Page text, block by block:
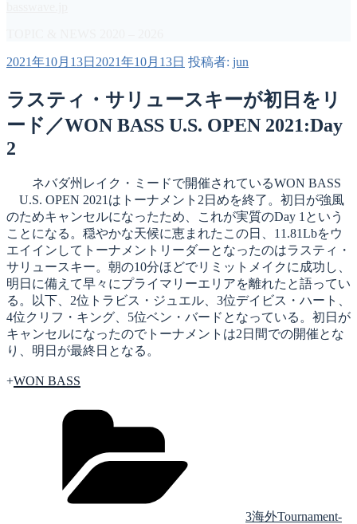
投
日:
2021年10月13日 2021年10月13日 投稿者: jun
ラスティ・サリュースキーが初日をリ
ード／WON BASS U.S. OPEN 2021:Day
2
ネバダ州レイク・ミードで開催されているWON BASS
U.S. OPEN 2021はトーナメント2日めを終了。初日が強風
のためキャンセルになったため、これが実質のDay 1という
ことになる。穏やかな天候に恵まれたこの日、11.81Lbをウ
エイインしてトーナメントリーダーとなったのはラスティ・
サリュースキー。朝の10分ほどでリミットメイクに成功し、
明日に備えて早々にプライマリーエリアを離れたと語ってい
る。以下、2位トラビス・ジュエル、3位デイビス・ハート、
4位クリフ・キング、5位ベン・バードとなっている。初日が
キャンセルになったのでトーナメントは2日間での開催とな
り、明日が最終日となる。
+WON BASS
3海外Tournament-